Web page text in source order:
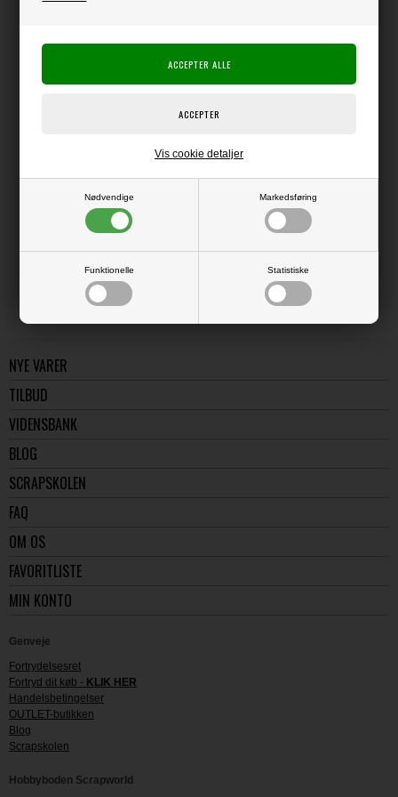
Nødvendige Markedsføring
Funktionelle Statistiske
Vis cookie detaljer
Producent:Producenten er ophørt
LÆS OG BLIV INSPIRERET
NYE VARER
TILBUD
VIDENSBANK
BLOG
SCRAPSKOLEN
FAQ
OM OS
FAVORITLISTE
MIN KONTO
Genveje
Fortrydelsesret
Fortryd dit køb - KLIK HER
Handelsbetingelser
OUTLET-butikken
Blog
Scrapskolen
Hobbyboden Scrapworld